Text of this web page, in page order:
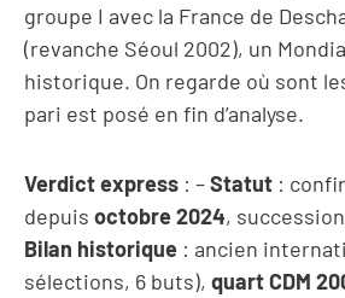
groupe I avec la France de
(revanche Séoul 2002), un
historique. On regarde où sont
pari est posé en fin d’analyse.
Verdict express : –Statut :
depuis octobre 2024,
Bilan historique : ancien
sélections, 6 buts), quart CDM